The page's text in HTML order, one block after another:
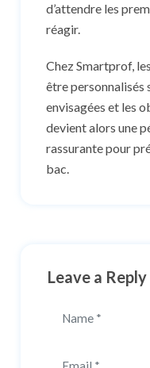
d’attendre les
réagir.
Chez Smartprof,
être personnalisés
envisagées et les
devient alors une
rassurante pour
bac.
Leave a Reply